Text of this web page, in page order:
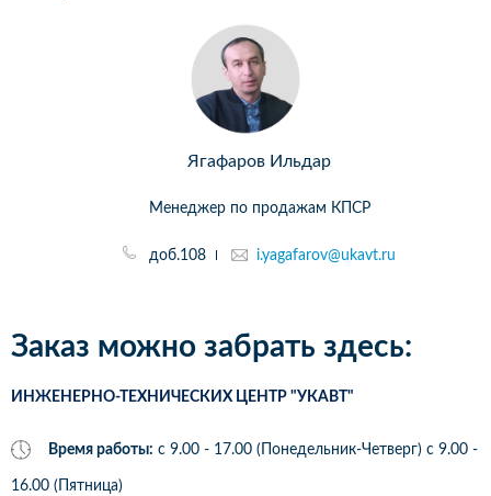
Ягафаров Ильдар
Менеджер по продажам КПСР
доб.108 i.yagafarov@ukavt.ru
Заказ можно забрать здесь:
ИНЖЕНЕРНО-ТЕХНИЧЕСКИХ ЦЕНТР "УКАВТ"
Время работы: с 9.00 - 17.00 (Понедельник-Четверг) c 9.00 -
16.00 (Пятница)